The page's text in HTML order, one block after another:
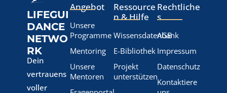
LIFEGUI
DANCE
NETWO
RK
Dein
vertrauens
voller
Angebot
Unsere
Programme
Mentoring
Unsere
Mentoren
Ressource
n & Hilfe
Wissensdatenbank
E-Bibliothek
Projekt
unterstützen
Rechtliche
s
AGB
Impressum
Datenschutz
Kontaktiere